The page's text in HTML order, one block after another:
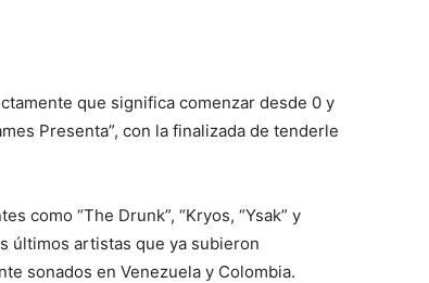
que significa comenzar desde 0 y
Presenta”, con la finalizada de tenderle
como “The Drunk”, “Kryos, “Ysak” y
últimos artistas que ya subieron
sonados en Venezuela y Colombia.